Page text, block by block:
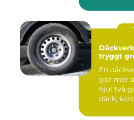
tryggt
En
gör mer
hjul två
däck,